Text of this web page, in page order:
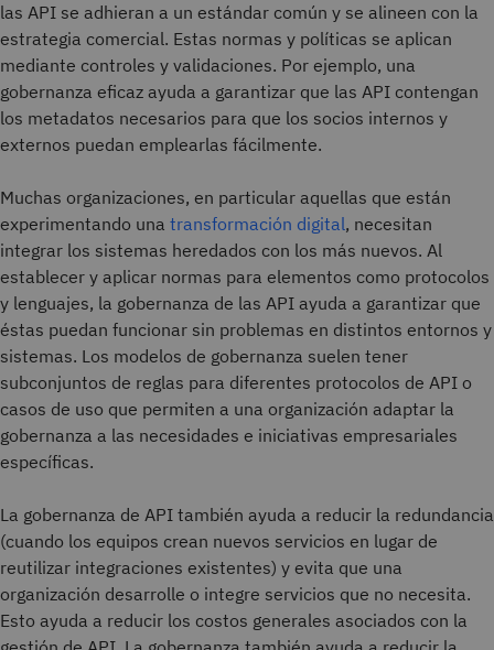
las API se adhieran a un estándar común y se alineen con la
estrategia comercial. Estas normas y políticas se aplican
mediante controles y validaciones. Por ejemplo, una
gobernanza eficaz ayuda a garantizar que las API contengan
los metadatos necesarios para que los socios internos y
externos puedan emplearlas fácilmente.
Muchas organizaciones, en particular aquellas que están
experimentando una transformación digital, necesitan
integrar los sistemas heredados con los más nuevos. Al
establecer y aplicar normas para elementos como protocolos
y lenguajes, la gobernanza de las API ayuda a garantizar que
éstas puedan funcionar sin problemas en distintos entornos y
sistemas. Los modelos de gobernanza suelen tener
subconjuntos de reglas para diferentes protocolos de API o
casos de uso que permiten a una organización adaptar la
gobernanza a las necesidades e iniciativas empresariales
específicas.
La gobernanza de API también ayuda a reducir la redundancia
(cuando los equipos crean nuevos servicios en lugar de
reutilizar integraciones existentes) y evita que una
organización desarrolle o integre servicios que no necesita.
Esto ayuda a reducir los costos generales asociados con la